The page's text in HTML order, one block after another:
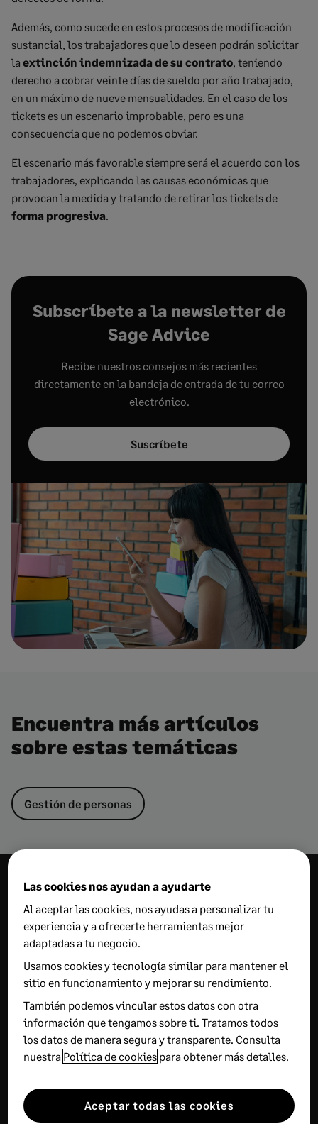
Además, como sucede en estos procesos de modificación
sustancial, los trabajadores que lo deseen podrán solicitar
la extinción indemnizada de su contrato, teniendo
derecho a cobrar veinte días de sueldo por año trabajado,
en un máximo de nueve mensualidades. En el caso de los
tickets es un escenario improbable, pero es una
consecuencia que no podemos obviar.
El escenario más favorable siempre será el acuerdo con los
trabajadores, explicando las causas económicas que
provocan la medida y tratando de retirar los tickets de
forma progresiva.
Subscríbete a la newsletter de
Sage Advice
Recibe nuestros consejos más recientes
directamente en la bandeja de entrada de tu correo
electrónico.
Suscríbete
Encuentra más artículos
sobre estas temáticas
Gestión de personas
Encuentra más
consejos
RECOMENDADO
9 JULIO, 2026 11 MINUTOS DE LECTURA
Preguntas y respuestas sobre las
vacaciones que su empresa debe
conocer
Gestionar las vacaciones laborales exige conocer
Las cookies nos ayudan a ayudarte
Al aceptar las cookies, nos ayudas a personalizar tu
experiencia y a ofrecerte herramientas mejor
adaptadas a tu negocio.
Usamos cookies y tecnología similar para mantener el
sitio en funcionamiento y mejorar su rendimiento.
También podemos vincular estos datos con otra
información que tengamos sobre ti. Tratamos todos
los datos de manera segura y transparente. Consulta
nuestra Política de cookies para obtener más detalles.
Aceptar todas las cookies